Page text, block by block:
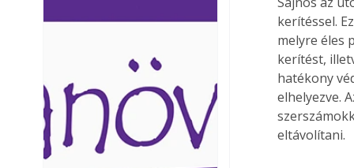
Ezermester
Laptapir kényelmes
mert: – t
kerítéssel.
melyre éles
kerítést,
hatékony
elhelyezve.
eltávolítani.